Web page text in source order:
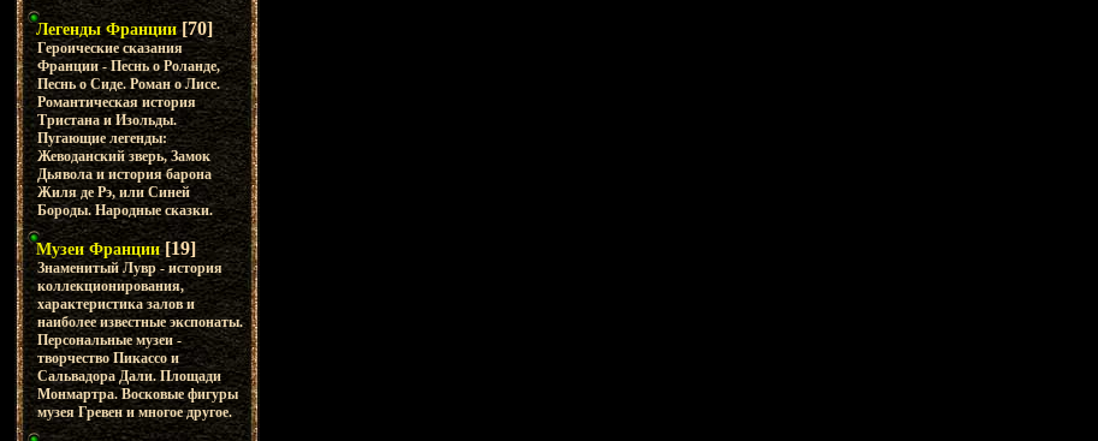
Легенды Франции [70]
Героические сказания
Франции - Песнь о Роланде,
Песнь о Сиде. Роман о Лисе.
Романтическая история
Тристана и Изольды.
Пугающие легенды:
Жеводанский зверь, Замок
Дьявола и история барона
Жиля де Рэ, или Синей
Бороды. Народные сказки.
Музеи Франции [19]
Знаменитый Лувр - история
коллекционирования,
характеристика залов и
наиболее известные экспонаты.
Персональные музеи -
творчество Пикассо и
Сальвадора Дали. Площади
Монмартра. Восковые фигуры
музея Гревен и многое другое.